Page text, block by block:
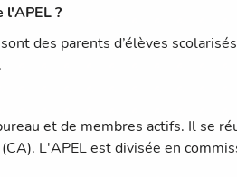
l'APEL ?
des parents d’élèves
et de membres actifs. Il se
L'APEL est divisée en